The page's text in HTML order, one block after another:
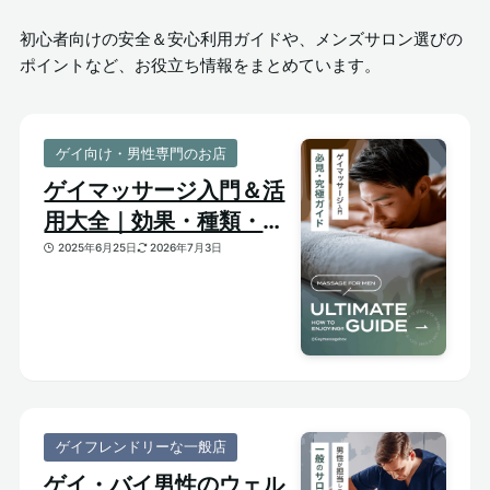
初心者向けの安全＆安心利用ガイドや、メンズサロン選びの
ポイントなど、お役立ち情報をまとめています。
ゲイ向け・男性専門のお店
ゲイマッサージ入門＆活
用大全｜効果・種類・選
び方がわかる体験ガイド
2025年6月25日 2026年7月3日
ゲイフレンドリーな一般店
ゲイ・バイ男性のウェル